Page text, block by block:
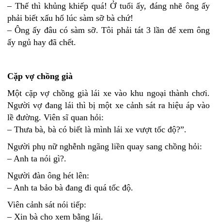
– Thế thì khủng khiếp quá! Ở tuổi ấy, đáng nhẽ ông ấy
phải biết xấu hổ lúc sàm sỡ bà chứ!
– Ông ấy đâu có sàm sỡ. Tôi phải tát 3 lần để xem ông
ấy ngủ hay đã chết.
Cặp vợ chồng già
Một cặp vợ chồng già lái xe vào khu ngoại thành chơi.
Người vợ đang lái thì bị một xe cảnh sát ra hiệu áp vào
lề đường. Viên sĩ quan hỏi:
– Thưa bà, bà có biết là mình lái xe vượt tốc độ?”.
Người phụ nữ nghễnh ngãng liền quay sang chồng hỏi:
– Anh ta nói gì?.
Người đàn ông hét lên:
– Anh ta bảo bà đang đi quá tốc độ.
Viên cảnh sát nói tiếp:
– Xin bà cho xem bằng lái.